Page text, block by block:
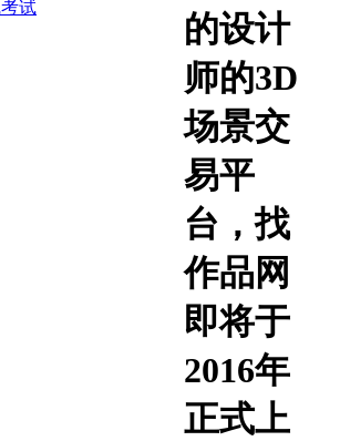
试
的设计
师的3D
场景交
易平
台，找
作品网
即将于
2016年
正式上